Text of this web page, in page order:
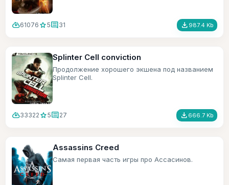
cloud_download61076 star5comment31 file_download 987.4 Kb
Splinter Cell conviction
Продолжение хорошего экшена под названием
Splinter Cell.
cloud_download33322 star5comment27 file_download 666.7 Kb
Assassins Creed
Самая первая часть игры про Ассасинов.